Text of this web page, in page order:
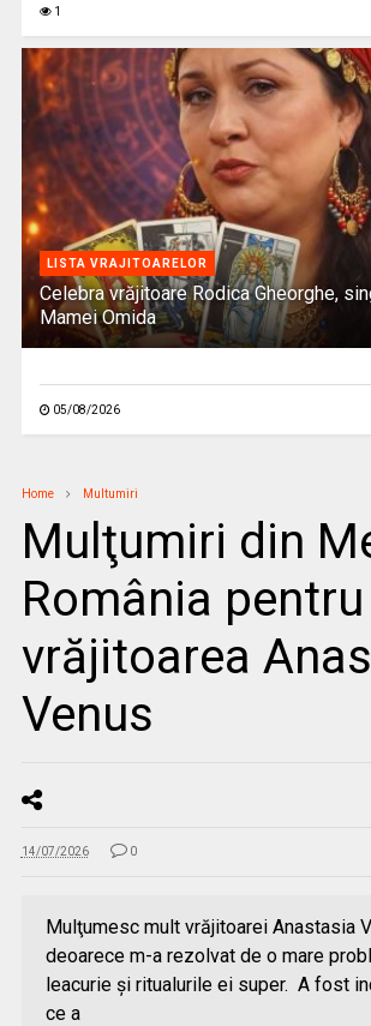
1
LISTA VRAJITOARELOR
Celebra vrăjitoare Rodica Gheorghe,
Mamei Omida
05/08/2026
Home Multumiri
Mulţumiri din
România pentru
vrăjitoarea
Venus
14/07/2026 0
Mulţumesc mult vrăjitoarei Anastasia
deoarece m-a rezolvat de o mare
leacurie și ritualurile ei super. A fost
ce a